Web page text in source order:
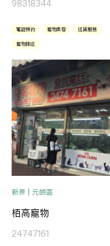
98318344
電話預約 寵物美容 送貨服務
寵物接送
新界 | 元朗區
栢高寵物
24747161